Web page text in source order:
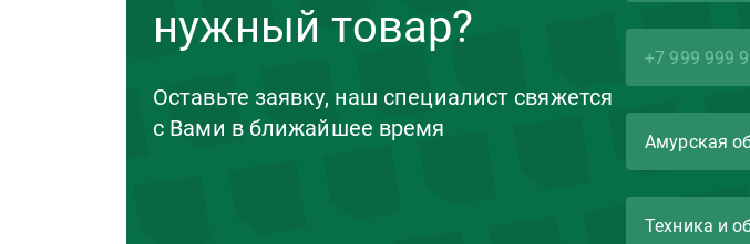
нужный товар?
Оставьте заявку, наш специалист свяжется
с Вами в ближайшее время